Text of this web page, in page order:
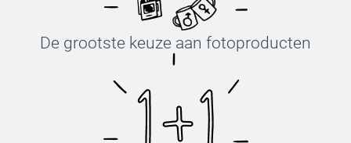
De grootste keuze aan fotoproducten